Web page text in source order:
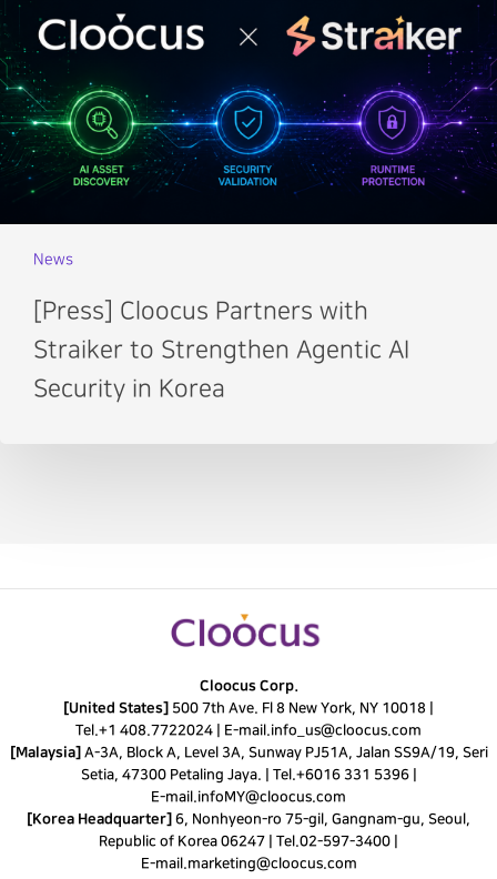
News
[Press] Cloocus Partners with
Straiker to Strengthen Agentic AI
Security in Korea
Cloocus Corp.
[United States] 500 7th Ave. Fl 8 New York, NY 10018 |
Tel.+1 408.7722024 E-mail.info_us@cloocus.com
[Malaysia] A-3A, Block A, Level 3A, Sunway PJ51A, Jalan SS9A/19, Seri
Setia, 47300 Petaling Jaya. | Tel.+6016 331 5396|
E-mail.infoMY@cloocus.com
[Korea Headquarter] 6, Nonhyeon-ro 75-gil, Gangnam-gu, Seoul,
Republic of Korea 06247 | Tel.02-597-3400
E-mail.marketing@cloocus.com